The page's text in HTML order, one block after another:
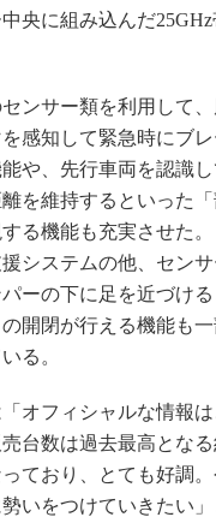
央に組み込んだ
ンサー類を利用して
感知して緊急時にブ
や、先行車両を認識
を維持するといった
る機能も充実させた。
システムの他、セン
ーの下に足を近づけ
開閉が行える機能も
る。
オフィシャルな情報は
台数は過去最高とな
っており、とても好調
いをつけていきたい」